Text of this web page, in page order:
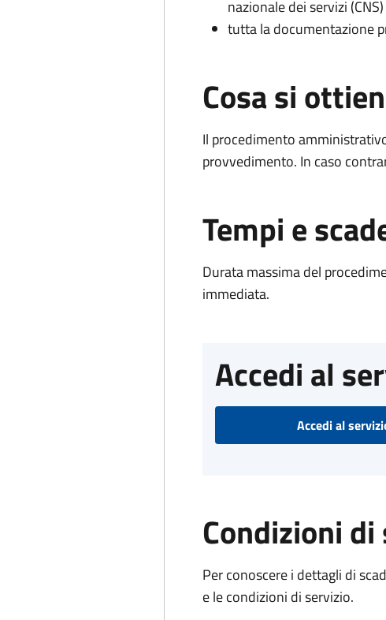
nazionale dei servizi (CNS)
tutta la documentazione
Cosa si
Il procedimento
provvedimento. In caso
Tempi e
Durata massima del
immediata.
Accedi al
Accedi al
Condizioni
Per conoscere i dettagli di
e le condizioni di servizio.